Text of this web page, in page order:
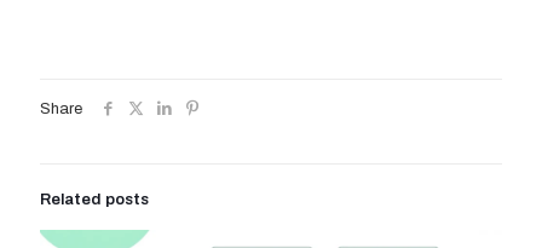
Share
Related posts